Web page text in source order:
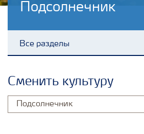
Подсолнечник
Все разделы
Культуры
Сменить культуру